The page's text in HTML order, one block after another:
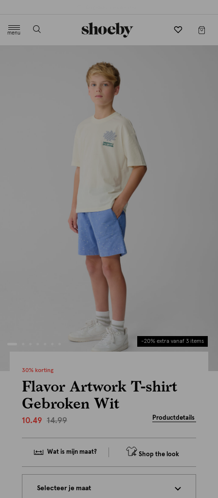
menu
-20% extra vanaf 3 items
30% korting
Flavor Artwork T-shirt
Gebroken Wit
10.49 14.99 Productdetails
Wat is mijn maat? Shop the look
Selecteer je maat